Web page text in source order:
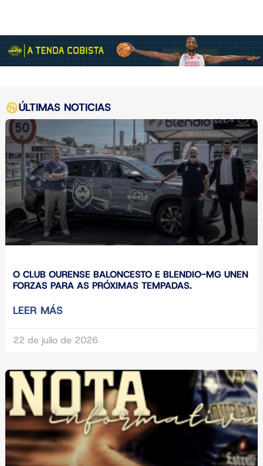
ÚLTIMAS NOTICIAS
O CLUB OURENSE BALONCESTO E BLENDIO-MG UNEN
FORZAS PARA AS PRÓXIMAS TEMPADAS.
LEER MÁS
22 de julio de 2026